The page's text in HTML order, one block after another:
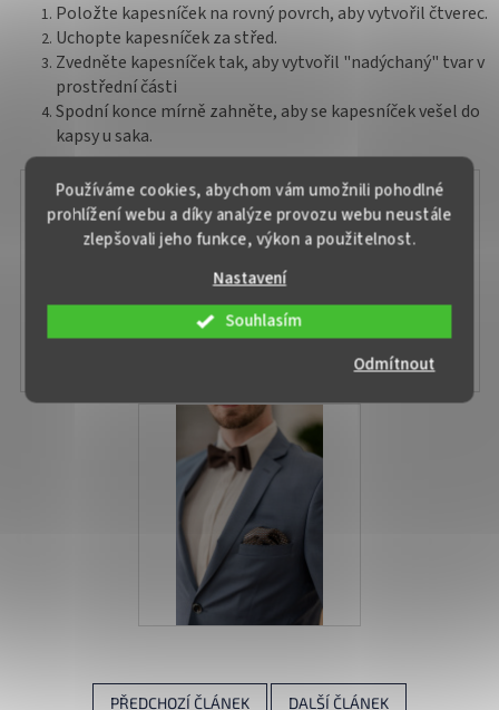
Používáme cookies, abychom vám umožnili pohodlné
prohlížení webu a díky analýze provozu webu neustále
zlepšovali jeho funkce, výkon a použitelnost.
Nastavení
Odmítnout
Souhlasím
Položte kapesníček na rovný povrch, aby vytvořil čtverec.
Uchopte kapesníček za střed.
Zvedněte kapesníček tak, aby vytvořil "nadýchaný" tvar v
prostřední části
Spodní konce mírně zahněte, aby se kapesníček vešel do
kapsy u saka.
PŘEDCHOZÍ ČLÁNEK DALŠÍ ČLÁNEK